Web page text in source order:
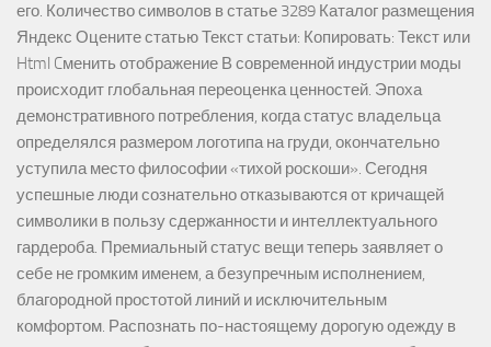
его. Количество символов в статье 3289 Каталог размещения
Яндекс Оцените статью Текст статьи: Копировать: Текст или
Html Cменить отображение В современной индустрии моды
происходит глобальная переоценка ценностей. Эпоха
демонстративного потребления, когда статус владельца
определялся размером логотипа на груди, окончательно
уступила место философии «тихой роскоши». Сегодня
успешные люди сознательно отказываются от кричащей
символики в пользу сдержанности и интеллектуального
гардероба. Премиальный статус вещи теперь заявляет о
себе не громким именем, а безупречным исполнением,
благородной простотой линий и исключительным
комфортом. Распознать по-настоящему дорогую одежду в